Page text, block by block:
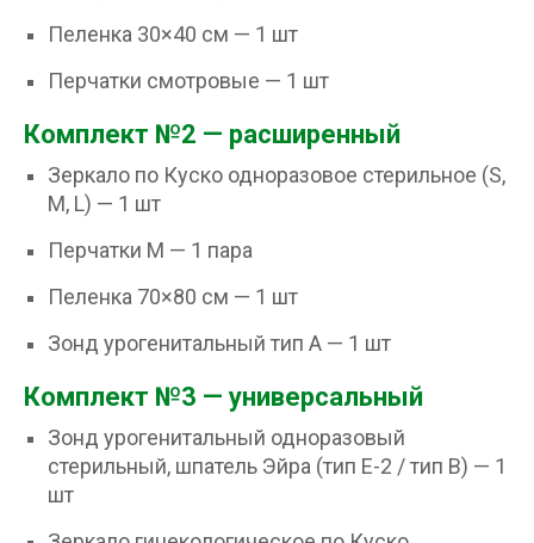
Пеленка 30×40 см — 1 шт
Перчатки смотровые — 1 шт
Комплект №2 — расширенный
Зеркало по Куско одноразовое стерильное (S,
M, L) — 1 шт
Перчатки M — 1 пара
Пеленка 70×80 см — 1 шт
Зонд урогенитальный тип A — 1 шт
Комплект №3 — универсальный
Зонд урогенитальный одноразовый
стерильный, шпатель Эйра (тип E-2 / тип B) — 1
шт